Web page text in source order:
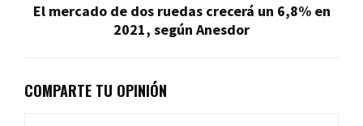
El mercado de dos ruedas crecerá un 6,8% en
2021, según Anesdor
COMPARTE TU OPINIÓN